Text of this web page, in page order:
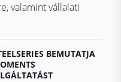
valamint vállalati
BEMUTATJA